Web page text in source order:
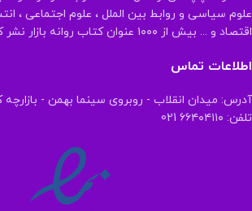
علوم سیاسی و روابط بین الملل ، علوم اجتماعی ،
اقتصاد و ... بیش از ۱۰۰۰ عنوان کتاب روانه بازار نشر کرده است .
اطلاعات تماس
آدرس: میدان انقلاب - روبروی سینما بهمن -
تلفن: ۶۶۴۰۴۱۱۰ 021